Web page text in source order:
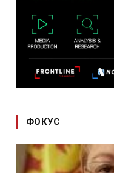
ФОКУС